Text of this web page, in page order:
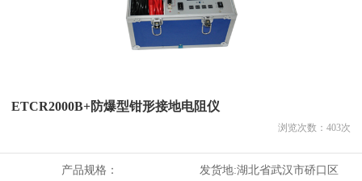
ETCR2000B+防爆型钳形接地电阻仪
浏览次数： 403次
产品规格： 发货地:湖北省武汉市硚口区